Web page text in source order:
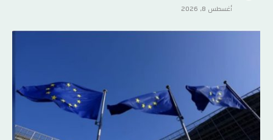
أغسطس 8, 2026